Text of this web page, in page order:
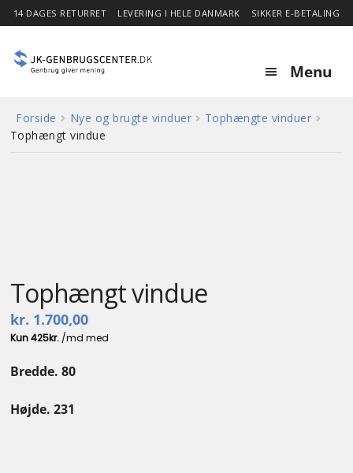
14 DAGES RETURRET LEVERING I HELE DANMARK SIKKER E-BETALING
Menu
Forside
Om
Kontakt
Forside Nye og brugte vinduer
Tophængte vinduer
Tophængt vindue
Tophængt vindue
kr. 1.700,00
Bredde. 80
Højde. 231